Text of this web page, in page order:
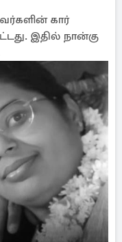
கார்
இதில் நான்கு